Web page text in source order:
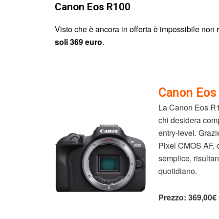
Canon Eos R100
Visto che è ancora in offerta è impossibile
soli 369 euro.
Canon
La Canon Eos
chi desidera
entry-level.
Pixel CMOS AF,
semplice,
quotidiano.
Prezzo:369,00€